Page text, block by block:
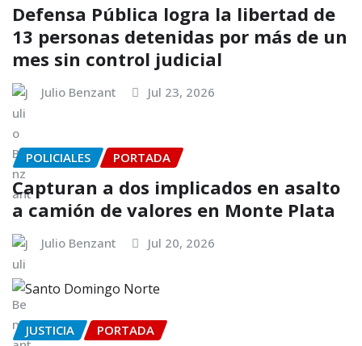
Defensa Pública logra la libertad de
13 personas detenidas por más de un
mes sin control judicial
Julio Benzant Jul 23, 2026
POLICIALES PORTADA
Capturan a dos implicados en asalto
a camión de valores en Monte Plata
Julio Benzant Jul 20, 2026
JUSTICIA PORTADA